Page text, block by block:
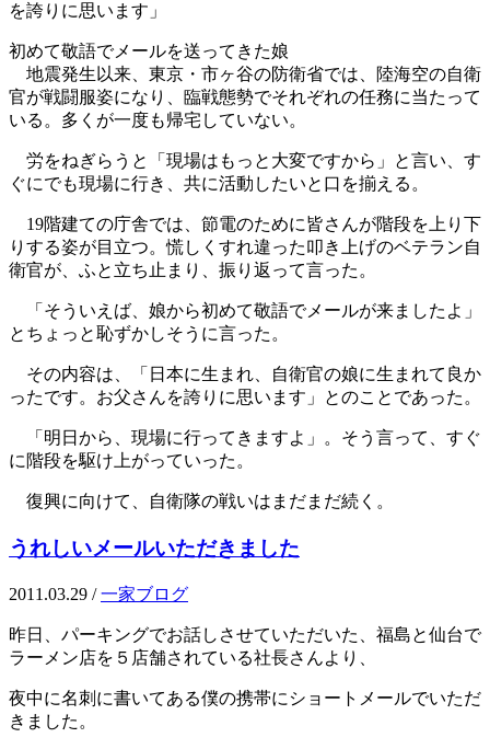
を誇りに思います」
初めて敬語でメールを送ってきた娘
地震発生以来、東京・市ヶ谷の防衛省では、陸海空の自衛
官が戦闘服姿になり、臨戦態勢でそれぞれの任務に当たって
いる。多くが一度も帰宅していない。
労をねぎらうと「現場はもっと大変ですから」と言い、す
ぐにでも現場に行き、共に活動したいと口を揃える。
19階建ての庁舎では、節電のために皆さんが階段を上り下
りする姿が目立つ。慌しくすれ違った叩き上げのベテラン自
衛官が、ふと立ち止まり、振り返って言った。
「そういえば、娘から初めて敬語でメールが来ましたよ」
とちょっと恥ずかしそうに言った。
その内容は、「日本に生まれ、自衛官の娘に生まれて良か
ったです。お父さんを誇りに思います」とのことであった。
「明日から、現場に行ってきますよ」。そう言って、すぐ
に階段を駆け上がっていった。
復興に向けて、自衛隊の戦いはまだまだ続く。
うれしいメールいただきました
2011.03.29 /一家ブログ
昨日、パーキングでお話しさせていただいた、福島と仙台で
ラーメン店を５店舗されている社長さんより、
夜中に名刺に書いてある僕の携帯にショートメールでいただ
きました。